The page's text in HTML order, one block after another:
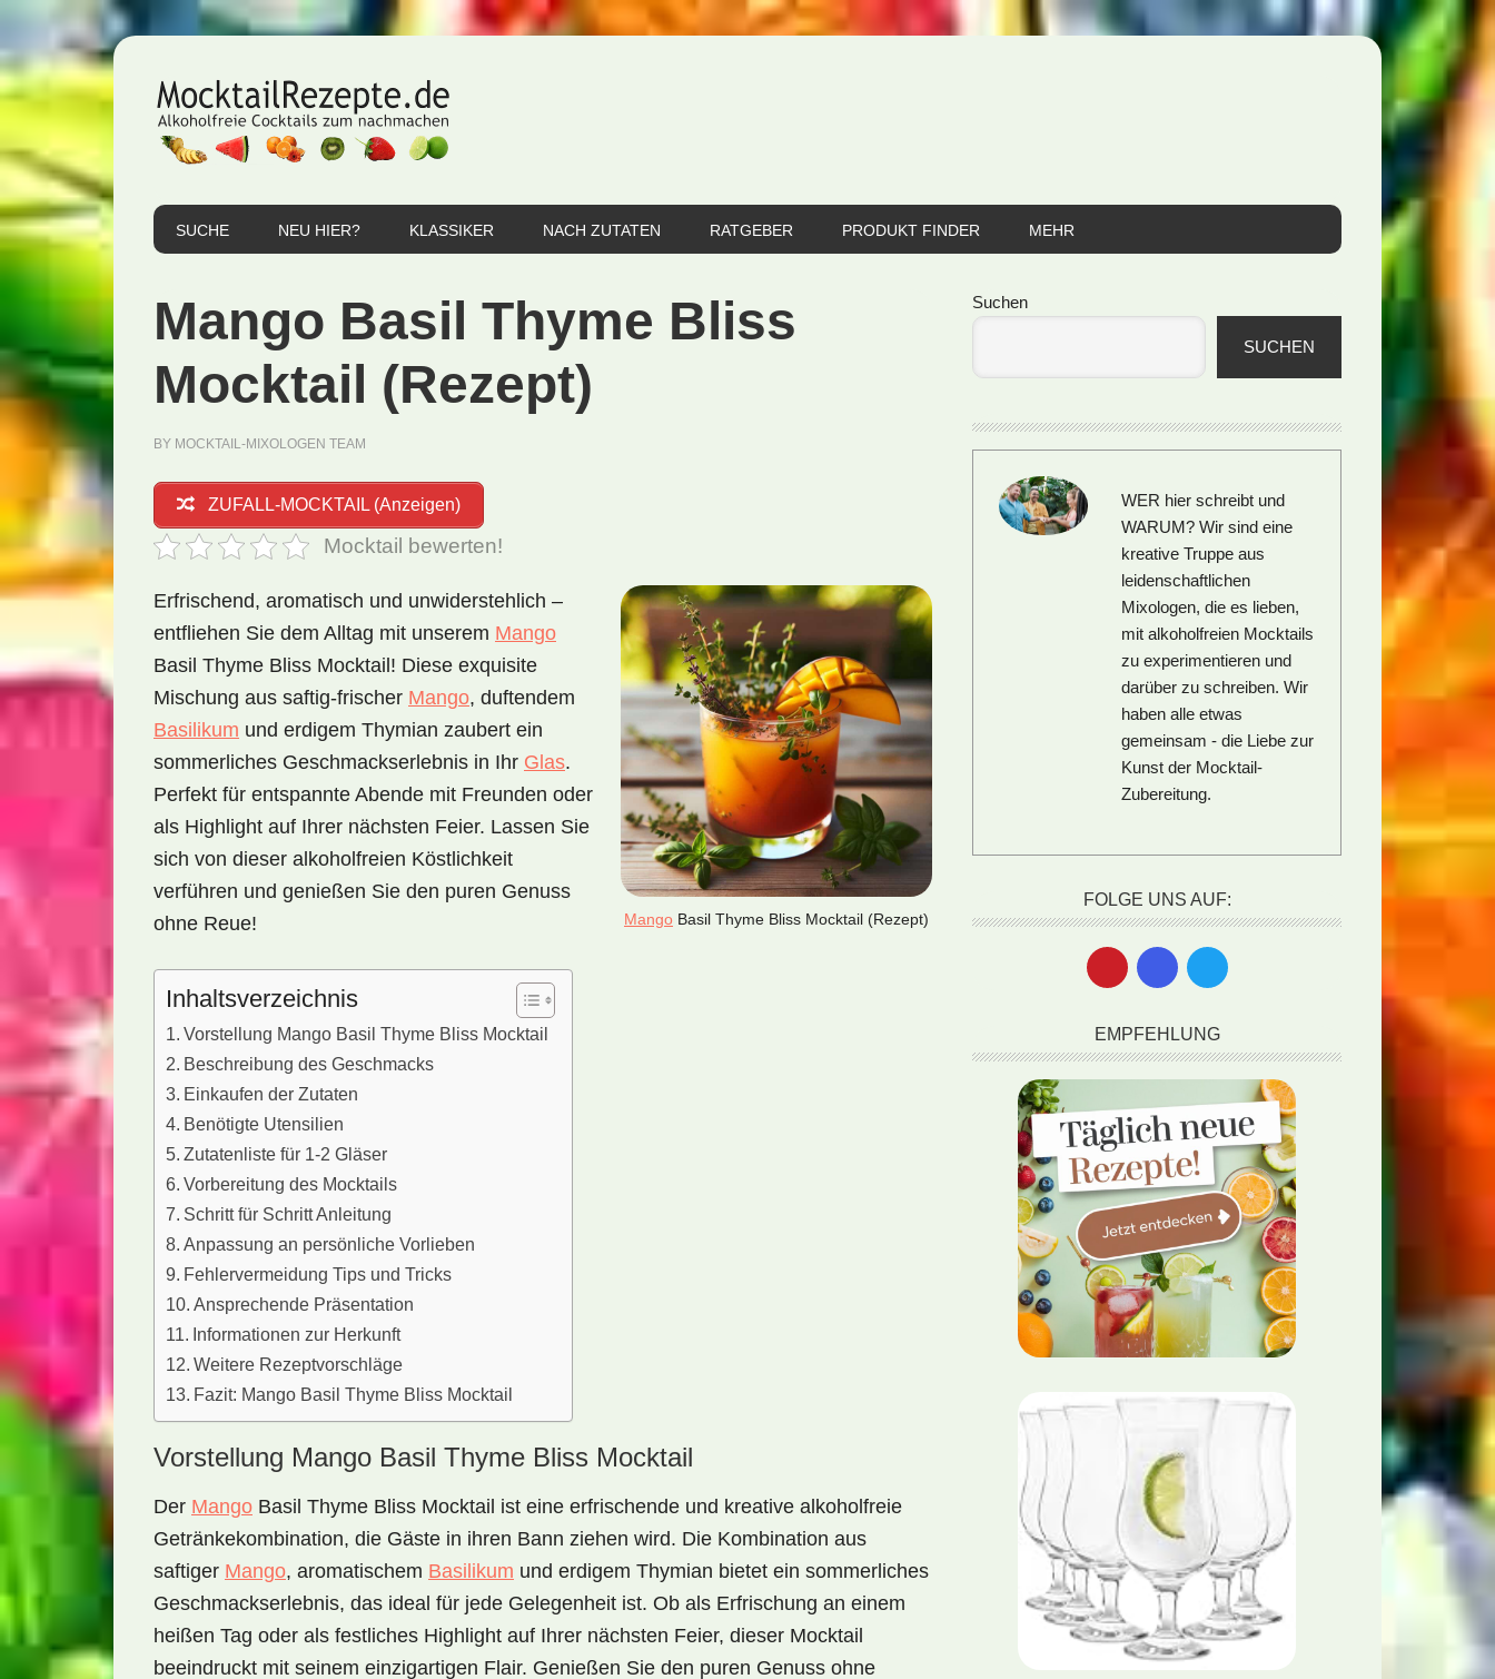
Hauptnavigation
springen
Inhalt
springen
Seitenspalte
springen
SUCHE NEU HIER? KLASSIKER NACH ZUTATEN RATGEBER PRODUKT FINDER MEHR
Mango Basil Thyme Bliss
Mocktail (Rezept)
BY MOCKTAIL-MIXOLOGEN TEAM
ZUFALL-MOCKTAIL (Anzeigen)
Mocktail bewerten!
Mango Basil Thyme Bliss Mocktail (Rezept)
Erfrischend, aromatisch und unwiderstehlich –
entfliehen Sie dem Alltag mit unserem Mango
Basil Thyme Bliss Mocktail! Diese exquisite
Mischung aus saftig-frischer Mango, duftendem
Basilikum und erdigem Thymian zaubert ein
sommerliches Geschmackserlebnis in Ihr Glas.
Perfekt für entspannte Abende mit Freunden oder
als Highlight auf Ihrer nächsten Feier. Lassen Sie
sich von dieser alkoholfreien Köstlichkeit
verführen und genießen Sie den puren Genuss
ohne Reue!
Inhaltsverzeichnis
Vorstellung Mango Basil Thyme Bliss Mocktail
Beschreibung des Geschmacks
Einkaufen der Zutaten
Benötigte Utensilien
Zutatenliste für 1-2 Gläser
Vorbereitung des Mocktails
Schritt für Schritt Anleitung
Anpassung an persönliche Vorlieben
Fehlervermeidung Tips und Tricks
Ansprechende Präsentation
Informationen zur Herkunft
Weitere Rezeptvorschläge
Fazit: Mango Basil Thyme Bliss Mocktail
Vorstellung Mango Basil Thyme Bliss Mocktail
Der Mango Basil Thyme Bliss Mocktail ist eine erfrischende und kreative alkoholfreie
Getränkekombination, die Gäste in ihren Bann ziehen wird. Die Kombination aus
saftiger Mango, aromatischem Basilikum und erdigem Thymian bietet ein sommerliches
Geschmackserlebnis, das ideal für jede Gelegenheit ist. Ob als Erfrischung an einem
heißen Tag oder als festliches Highlight auf Ihrer nächsten Feier, dieser Mocktail
beeindruckt mit seinem einzigartigen Flair. Genießen Sie den puren Genuss ohne
Seitenspalte
Suchen
SUCHEN
WER hier schreibt und
WARUM?Wir sind eine
kreative Truppe aus
leidenschaftlichen
Mixologen, die es lieben,
mit alkoholfreien Mocktails
zu experimentieren und
darüber zu schreiben. Wir
haben alle etwas
gemeinsam - die Liebe zur
Kunst der Mocktail-
Zubereitung.
FOLGE UNS AUF:
EMPFEHLUNG